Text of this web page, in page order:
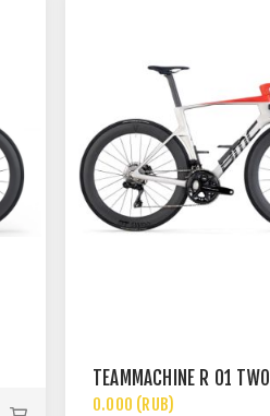
TEAMMACHINE R 01 TWO
0.000 (RUB)